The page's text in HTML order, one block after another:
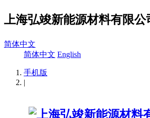
上海弘竣新能源材料有限公
简体中文
简体中文 English
手机版
|